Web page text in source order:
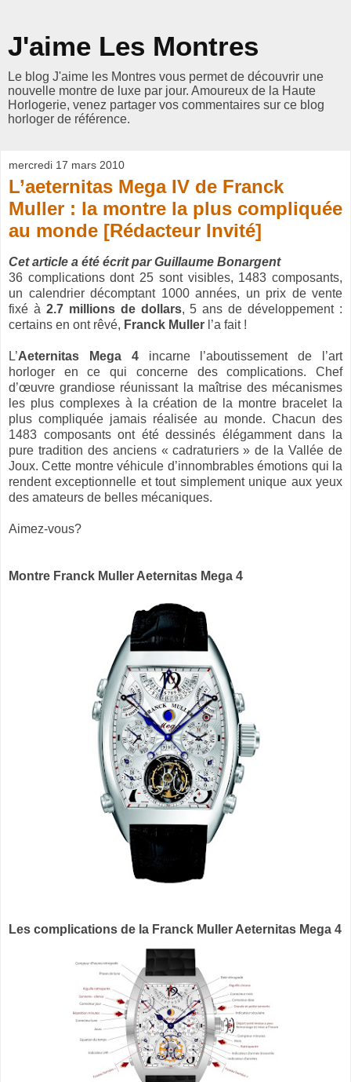
J'aime Les Montres
Le blog J'aime les Montres vous permet de découvrir une
nouvelle montre de luxe par jour. Amoureux de la Haute
Horlogerie, venez partager vos commentaires sur ce blog
horloger de référence.
mercredi 17 mars 2010
L’aeternitas Mega IV de Franck
Muller : la montre la plus compliquée
au monde [Rédacteur Invité]
Cet article a été écrit par Guillaume Bonargent
36 complications dont 25 sont visibles, 1483 composants,
un calendrier décomptant 1000 années, un prix de vente
fixé à 2.7 millions de dollars, 5 ans de développement :
certains en ont rêvé, Franck Muller l’a fait !
L’Aeternitas Mega 4incarne l’aboutissement de l’art
horloger en ce qui concerne des complications. Chef
d’œuvre grandiose réunissant la maîtrise des mécanismes
les plus complexes à la création de la montre bracelet la
plus compliquée jamais réalisée au monde. Chacun des
1483 composants ont été dessinés élégamment dans la
pure tradition des anciens « cadraturiers » de la Vallée de
Joux. Cette montre véhicule d’innombrables émotions qui la
rendent exceptionnelle et tout simplement unique aux yeux
des amateurs de belles mécaniques.
Aimez-vous?
Montre Franck Muller Aeternitas Mega 4
Les complications de la Franck Muller Aeternitas Mega 4